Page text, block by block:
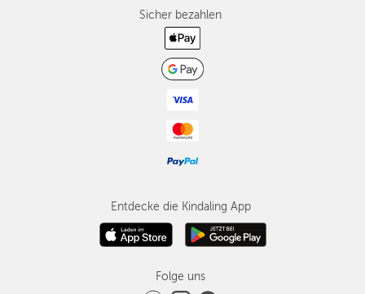
Sicher bezahlen
Entdecke die Kindaling App
Folge uns